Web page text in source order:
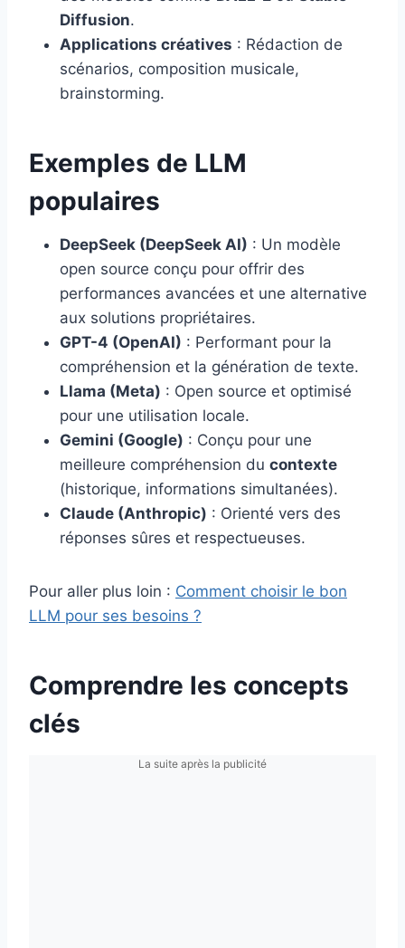
Diffusion.
Applications créatives : Rédaction de
scénarios, composition musicale,
brainstorming.
Exemples de LLM
populaires
DeepSeek (DeepSeek AI) : Un modèle
open source conçu pour offrir des
performances avancées et une alternative
aux solutions propriétaires.
GPT-4 (OpenAI) : Performant pour la
compréhension et la génération de texte.
Llama (Meta) : Open source et optimisé
pour une utilisation locale.
Gemini (Google) : Conçu pour une
meilleure compréhension du contexte
(historique, informations simultanées).
Claude (Anthropic) : Orienté vers des
réponses sûres et respectueuses.
Pour aller plus loin : Comment choisir le bon
LLM pour ses besoins ?
Comprendre les concepts
clés
La suite après la publicité